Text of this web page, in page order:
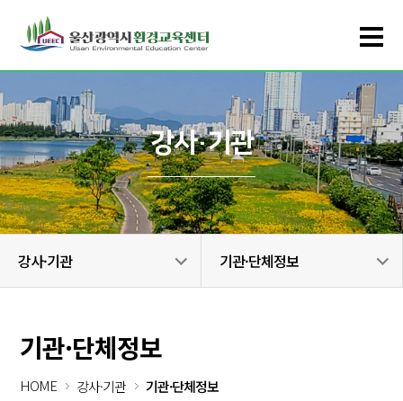
강사·기관
강사·기관 기관·단체정보
기관·단체정보
HOME 강사·기관 기관·단체정보